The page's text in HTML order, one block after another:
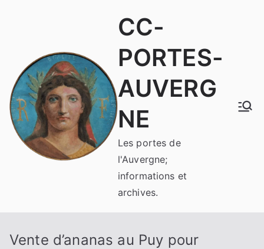
CC-
PORTES-
AUVERG
NE
Les portes de
l'Auvergne;
informations et
archives.
Vente d’ananas au Puy pour